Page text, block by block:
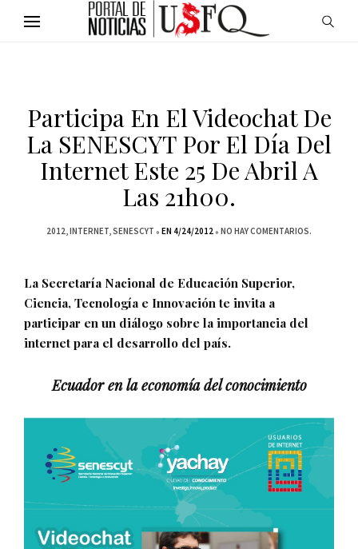
Participa En El Videochat De
La SENESCYT Por El Día Del
Internet Este 25 De Abril A
Las 21h00.
2012 INTERNET SENESCYT EN 4/24/2012 NO HAY COMENTARIOS.
La Secretaría Nacional de Educación Superior,
Ciencia, Tecnología e Innovación te invita a
participar en un diálogo sobre la importancia del
internet para el desarrollo del país.
Ecuador en la economía del conocimiento